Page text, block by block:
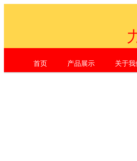
首页 产品展示 关于我